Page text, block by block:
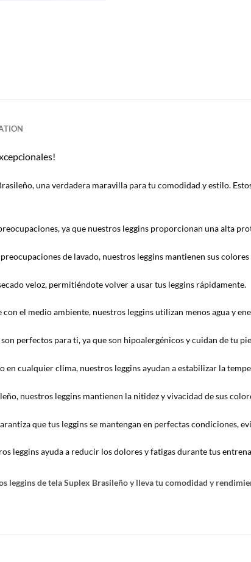
una verdadera maravilla para tu comodidad y estilo.
ya que nuestros leggins proporcionan una alta
de lavado, nuestros leggins mantienen sus
veloz, permitiéndote volver a usar tus leggins rápidamente.
el medio ambiente, nuestros leggins utilizan menos agua y
perfectos para ti, ya que son hipoalergénicos y cuidan de tu
cualquier clima, nuestros leggins ayudan a estabilizar la
nuestros leggins mantienen la nitidez y vivacidad de sus
que tus leggins se mantengan en perfectas condiciones,
leggins ayuda a reducir los dolores y fatigas durante tus
leggins de tela Suplex Brasileño y lleva tu comodidad y